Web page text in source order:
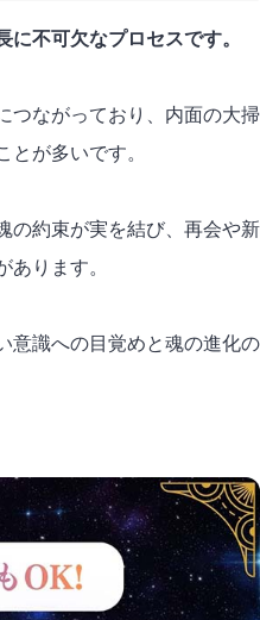
不可欠なプロセスです。
つながっており、内面の大掃
とが多いです。
の約束が実を結び、再会や新
あります。
意識への目覚めと魂の進化の